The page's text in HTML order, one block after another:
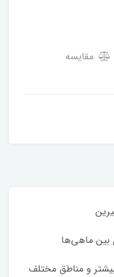
مقایسه
ماهی‌ها
و مناطق مختلف